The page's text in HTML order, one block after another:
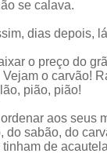
se calava.
dias depois,
o preço do
o carvão!
pião, pião!
aos seus
do sabão, do
de